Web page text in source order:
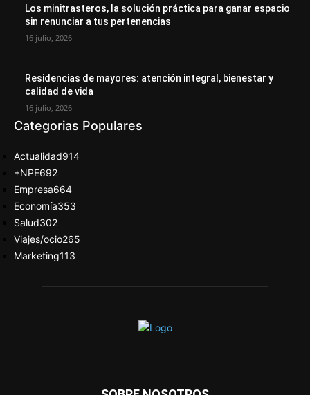
Los minitrasteros, la solución práctica para ganar espacio
sin renunciar a tus pertenencias
16 julio, 2026
Residencias de mayores: atención integral, bienestar y
calidad de vida
16 julio, 2026
Categorias Populares
Actualidad914
+NPE692
Empresa664
Economía353
Salud302
Viajes/ocio265
Marketing113